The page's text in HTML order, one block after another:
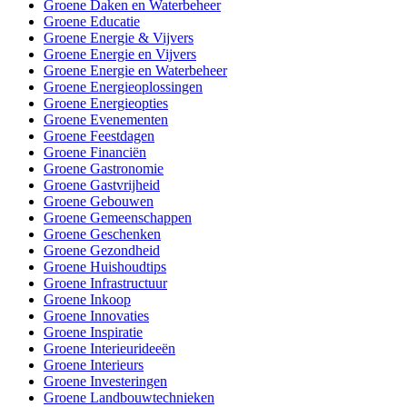
Groene Daken en Waterbeheer
Groene Educatie
Groene Energie & Vijvers
Groene Energie en Vijvers
Groene Energie en Waterbeheer
Groene Energieoplossingen
Groene Energieopties
Groene Evenementen
Groene Feestdagen
Groene Financiën
Groene Gastronomie
Groene Gastvrijheid
Groene Gebouwen
Groene Gemeenschappen
Groene Geschenken
Groene Gezondheid
Groene Huishoudtips
Groene Infrastructuur
Groene Inkoop
Groene Innovaties
Groene Inspiratie
Groene Interieurideeën
Groene Interieurs
Groene Investeringen
Groene Landbouwtechnieken